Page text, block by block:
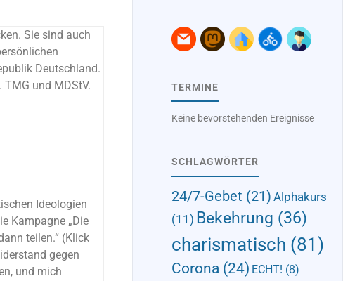
Sie sind auch
Deutschland.
und MDStV.
Ideologien
Kampagne „Die
teilen.“ (Klick
gegen
und mich
TERMINE
Keine bevorstehenden Ereignisse
SCHLAGWÖRTER
24/7-Gebet (21) Alphakurs
(11) Bekehrung (36)
charismatisch (81)
Corona(24) ECHT! (8)